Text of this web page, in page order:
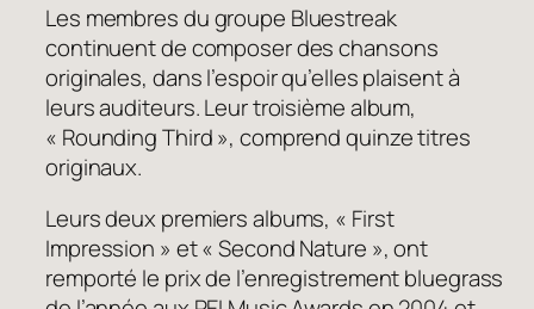
Les membres du groupe Bluestreak
continuent de composer des chansons
originales, dans l’espoir qu’elles plaisent à
leurs auditeurs. Leur troisième album,
« Rounding Third », comprend quinze titres
originaux.
Leurs deux premiers albums, « First
Impression » et « Second Nature », ont
remporté le prix de l’enregistrement bluegrass